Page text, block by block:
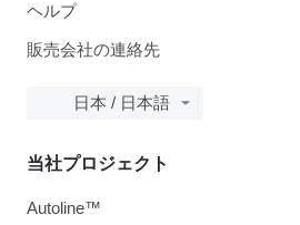
ヘルプ
販売会社の連絡先
日本 / 日本語
当社プロジェクト
Autoline™